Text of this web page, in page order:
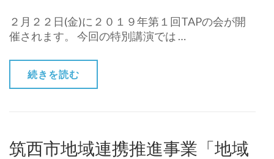
２月２２日(金)に２０１９年第１回TAPの会が開
催されます。 今回の特別講演では …
続きを読む
筑西市地域連携推進事業「地域